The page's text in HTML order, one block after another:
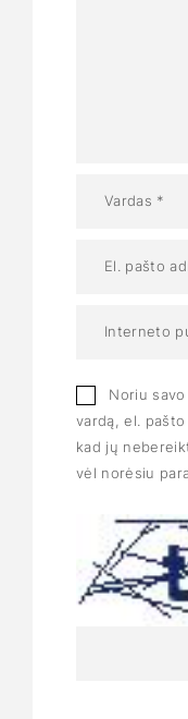
Noriu
vardą, el.
kad jų
vėl norėsiu